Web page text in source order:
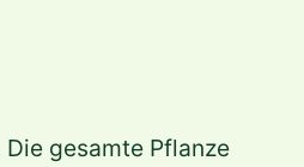
gesamte Pflanze